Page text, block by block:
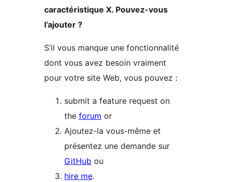
caractéristique X. Pouvez-vous
l’ajouter ?
S’il vous manque une fonctionnalité
dont vous avez besoin vraiment
pour votre site Web, vous pouvez :
submit a feature request on
the forum or
Ajoutez-la vous-même et
présentez une demande sur
GitHub ou
hire me.